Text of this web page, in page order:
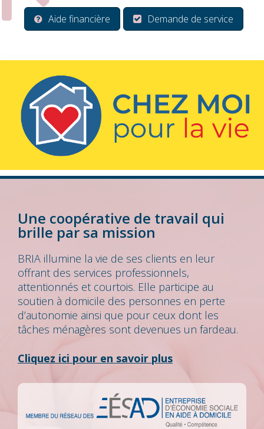
Aide financière Demande de service
Une coopérative de travail qui
brille par sa mission
BRIA illumine la vie de ses clients en leur
offrant des services professionnels,
attentionnés et courtois. Elle participe au
soutien à domicile des personnes en perte
d’autonomie ainsi que pour ceux dont les
tâches ménagères sont devenues un fardeau.
Cliquez ici pour en savoir plus